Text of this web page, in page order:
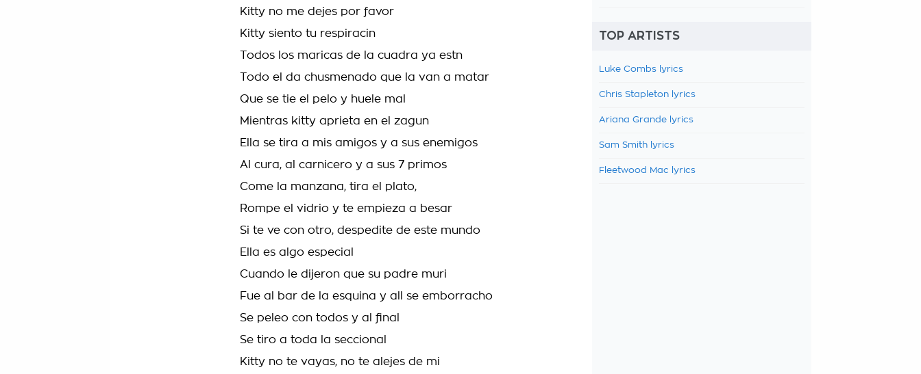
Kitty no me dejes por favor
Kitty siento tu respiracin
Todos los maricas de la cuadra ya estn
Todo el da chusmenado que la van a matar
Que se tie el pelo y huele mal
Mientras kitty aprieta en el zagun
Ella se tira a mis amigos y a sus enemigos
Al cura, al carnicero y a sus 7 primos
Come la manzana, tira el plato,
Rompe el vidrio y te empieza a besar
Si te ve con otro, despedite de este mundo
Ella es algo especial
Cuando le dijeron que su padre muri
Fue al bar de la esquina y all se emborracho
Se peleo con todos y al final
Se tiro a toda la seccional
Kitty no te vayas, no te alejes de mi
TOP ARTISTS
Luke Combs lyrics
Chris Stapleton lyrics
Ariana Grande lyrics
Sam Smith lyrics
Fleetwood Mac lyrics